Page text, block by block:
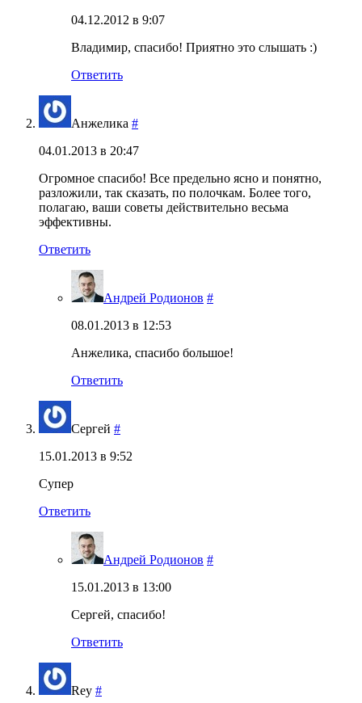
04.12.2012 в 9:07
Владимир, спасибо! Приятно это слышать :)
Ответить
Анжелика #
04.01.2013 в 20:47
Огромное спасибо! Все предельно ясно и понятно,
разложили, так сказать, по полочкам. Более того,
полагаю, ваши советы действительно весьма
эффективны.
Ответить
Андрей Родионов #
08.01.2013 в 12:53
Анжелика, спасибо большое!
Ответить
Сергей #
15.01.2013 в 9:52
Супер
Ответить
Андрей Родионов #
15.01.2013 в 13:00
Сергей, спасибо!
Ответить
Rey #